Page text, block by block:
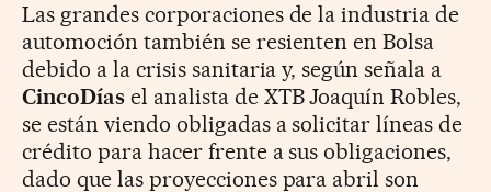
Las grandes corporaciones de la industria de
automoción también se resienten en Bolsa
debido a la crisis sanitaria y, según señala a
CincoDíasel analista de XTB Joaquín Robles,
se están viendo obligadas a solicitar líneas de
crédito para hacer frente a sus obligaciones,
dado que las proyecciones para abril son